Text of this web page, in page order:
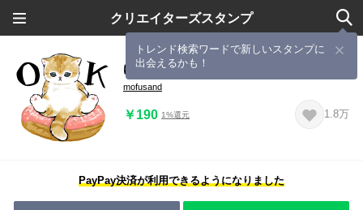
クリエイターズスタンプ
トレンド検索ワードで新しいスタンプに
出会えるかも！
ゆるにゃん！
mofusand
￥190 1%還元 1.8万
PayPay決済が利用できるようになりました